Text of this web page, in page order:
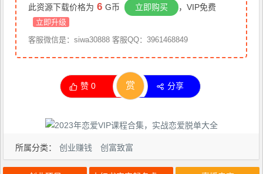
此资源下载价格为 6 G币 立即购买 ，VIP免费
立即升级
客服微信是：siwa30888 客服QQ：3961468849
赞0 赏 分享
所属分类： 创业赚钱 创富致富